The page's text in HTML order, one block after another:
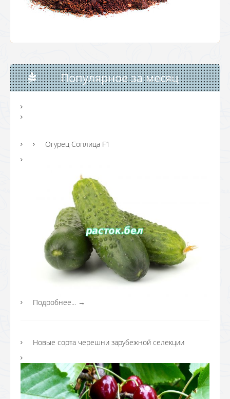
Популярное за месяц
Огурец Соплица F1
Подробнее... →
Новые сорта черешни зарубежной селекции